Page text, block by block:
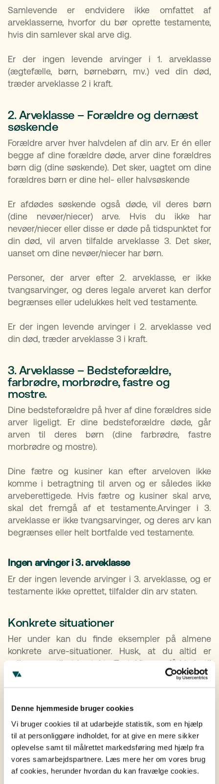
Denne hjemmeside bruger cookies
Vi bruger cookies til at udarbejde statistik, som en hjælp
til at personliggøre indholdet, for at give en mere sikker
oplevelse samt til målrettet markedsføring med hjælp fra
vores samarbejdspartnere. Læs mere her om vores brug
af cookies, herunder hvordan du kan fravælge cookies.
Samlevende er endvidere ikke omfattet af
arveklasserne, hvorfor du bør oprette testamente,
hvis din samlever skal arve dig.
Er der ingen levende arvinger i 1. arveklasse
(ægtefælle, børn, børnebørn, mv.) ved din død,
træder arveklasse 2 i kraft.
2. Arveklasse – Forældre og dernæst
søskende
Forældre arver hver halvdelen af din arv. Er én eller
begge af dine forældre døde, arver dine forældres
børn dig (dine søskende). Det sker, uagtet om dine
forældres børn er dine hel- eller halvsøskende
Er afdødes søskende også døde, vil deres børn
(dine nevøer/niecer) arve. Hvis du ikke har
nevøer/niecer eller disse er døde på tidspunktet for
din død, vil arven tilfalde arveklasse 3. Det sker,
uanset om dine nevøer/niecer har børn.
Personer, der arver efter 2. arveklasse, er ikke
tvangsarvinger, og deres legale arveret kan derfor
begrænses eller udelukkes helt ved testamente.
Er der ingen levende arvinger i 2. arveklasse ved
din død, træder arveklasse 3 i kraft.
3. Arveklasse – Bedsteforældre,
farbrødre, morbrødre, fastre og
mostre.
Dine bedsteforældre på hver af dine forældres side
arver ligeligt. Er dine bedsteforældre døde, går
arven til deres børn (dine farbrødre, fastre
morbrødre og mostre).
Dine fætre og kusiner kan efter arveloven ikke
komme i betragtning til arven og er således ikke
arveberettigede. Hvis fætre og kusiner skal arve,
skal det fremgå af et testamente.Arvinger i 3.
arveklasse er ikke tvangsarvinger, og deres arv kan
begrænses eller helt bortfalde ved testamente.
Ingen arvinger i 3. arveklasse
Er der ingen levende arvinger i 3. arveklasse, og er
testamente ikke oprettet, tilfalder din arv staten.
Konkrete situationer
Her under kan du finde eksempler på almene
konkrete arve-situationer. Husk, at du altid er
velkommen til at kontakte TestaViva og få hjælp til
netop din situation.
Hvem arver dig? – Single med børn
Hvem arver dig? – Samlevende uden børn
Hvem arver dig? – Samlevende med børn
Hvem arver dig? – Ægtefæller uden børn
Hvem arver dig? – Ægtefæller med børn
Arver dit adoptivbarn dig?